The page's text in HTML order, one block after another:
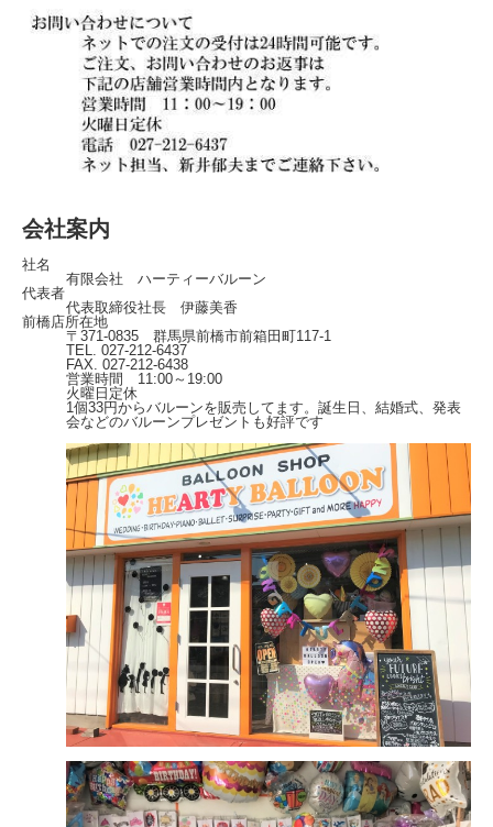
会社案内
社名
有限会社 ハーティーバルーン
代表者
代表取締役社長 伊藤美香
前橋店所在地
〒371-0835 群馬県前橋市前箱田町117-1
TEL. 027-212-6437
FAX. 027-212-6438
営業時間 11:00～19:00
火曜日定休
1個33円からバルーンを販売してます。誕生日、結婚式、発表
会などのバルーンプレゼントも好評です